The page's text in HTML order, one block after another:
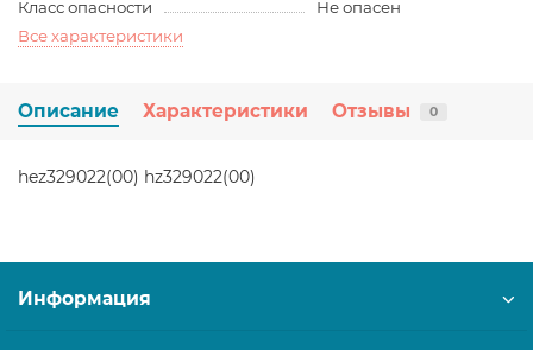
Класс опасности
Не опасен
Все характеристики
Описание Характеристики Отзывы 0
hez329022(00) hz329022(00)
Информация